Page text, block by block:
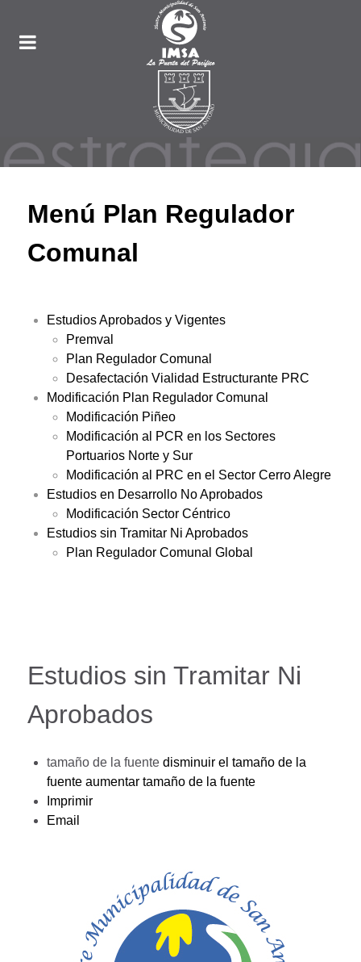
Menú Plan Regulador
Comunal
Estudios Aprobados y Vigentes
Premval
Plan Regulador Comunal
Desafectación Vialidad Estructurante PRC
Modificación Plan Regulador Comunal
Modificación Piñeo
Modificación al PCR en los Sectores
Portuarios Norte y Sur
Modificación al PRC en el Sector Cerro Alegre
Estudios en Desarrollo No Aprobados
Modificación Sector Céntrico
Estudios sin Tramitar Ni Aprobados
Plan Regulador Comunal Global
Estudios sin Tramitar Ni
Aprobados
tamaño de la fuente disminuir el tamaño de la
fuente aumentar tamaño de la fuente
Imprimir
Email